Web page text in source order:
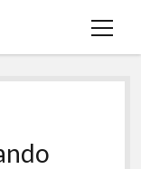
open